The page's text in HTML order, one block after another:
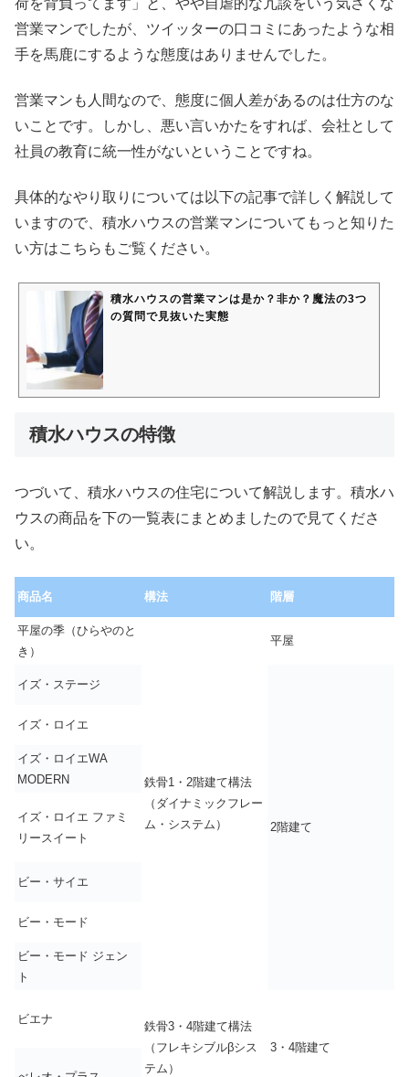
営業マンでしたが、ツイッターの口コミにあったような相
手を馬鹿にするような態度はありませんでした。
営業マンも人間なので、態度に個人差があるのは仕方のな
いことです。しかし、悪い言いかたをすれば、会社として
社員の教育に統一性がないということですね。
具体的なやり取りについては以下の記事で詳しく解説して
いますので、積水ハウスの営業マンについてもっと知りた
い方はこちらもご覧ください。
積水ハウスの営業マンは是か？非か？魔法の3つ
の質問で見抜いた実態
積水ハウスの特徴
つづいて、積水ハウスの住宅について解説します。積水ハ
ウスの商品を下の一覧表にまとめましたので見てくださ
い。
商品名 構法 階層
平屋の季（ひらやのと
き）
鉄骨1・2階建て構法
（ダイナミックフレー
ム・システム）
平屋
イズ・ステージ
2階建て
イズ・ロイエ
イズ・ロイエWA
MODERN
イズ・ロイエ ファミ
リースイート
ビー・サイエ
ビー・モード
ビー・モード ジェン
ト
ビエナ
鉄骨3・4階建て構法
（フレキシブルβシス
テム）
3・4階建て